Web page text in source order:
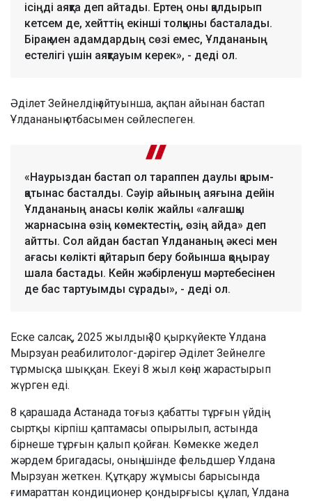
ісіңді аяқта деп айтады. Ертең оны қалдырып
кетсем де, хейттің екінші толқыны басталады.
Бірақ мен адамдардың сөзі емес, Ұлдананың
естелігі үшін аяқтауым керек», - деді ол.
Әділет Зейнелдің айтуынша, ақпан айынан бастап
Ұлдананың отбасымен сөйлеспеген.
«Наурыздан бастап ол тараппен даулы қарым-
қатынас басталды. Сәуір айының аяғына дейін
Ұлдананың анасы көлік жайлы «алғашқы
жарнасына өзің көмектестің, өзің айда» деп
айтты. Сол айдан бастап Ұлдананың әкесі мен
ағасы көлікті қайтарып беру бойынша қоңырау
шала бастады. Кейн жәбірленуш мәртебесінен
де бас тартуымды сұрады», - деді ол.
Еске салсақ, 2025 жылдың 30 қыркүйекте Ұлдана
Мырзуан реабилитолог-дәрігер Әділет Зейнелге
тұрмысқа шыққан. Екеуі 8 жыл көңіл жарастырып
жүрген еді.
8 қарашада Астанада тоғыз қабатты тұрғын үйдің
сыртқы кірпіш қаптамасы опырылып, астында
бірнеше тұрғын қалып қойған. Көмекке жедел
жәрдем бригадасы, оның ішінде фельдшер Ұлдана
Мырзуан жеткен. Құтқару жұмысы барысында
ғимараттан кондиционер қондырғысы құлап, Ұлдана